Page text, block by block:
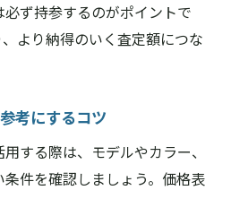
ず持参するのがポイントで
より納得のいく査定額につな
考にするコツ
する際は、モデルやカラー、
件を確認しましょう。価格表